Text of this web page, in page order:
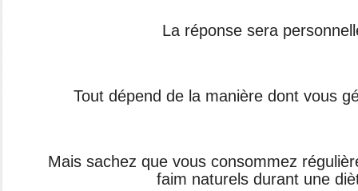
La réponse sera
Tout dépend de la manière dont vous
Mais sachez que vous consommez
faim naturels durant une